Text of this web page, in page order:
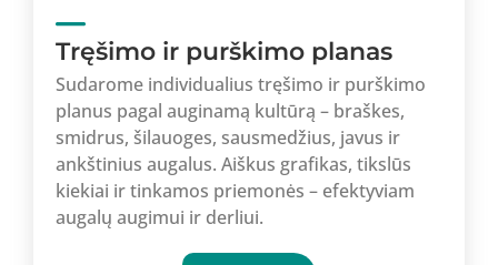
Tręšimo ir purškimo planas
Sudarome individualius tręšimo ir purškimo
planus pagal auginamą kultūrą – braškes,
smidrus, šilauoges, sausmedžius, javus ir
ankštinius augalus. Aiškus grafikas, tikslūs
kiekiai ir tinkamos priemonės – efektyviam
augalų augimui ir derliui.